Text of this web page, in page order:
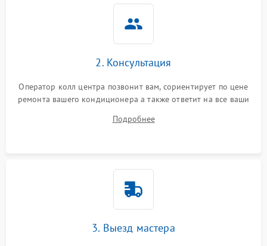
2. Консультация
Оператор колл центра позвонит вам, сориентирует по цене
ремонта вашего кондиционера а также ответит на все ваши
Подробнее
3. Выезд мастера